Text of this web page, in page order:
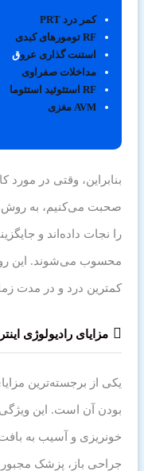
کمر درد PRT
RF تومورهای کبدی
استنت گذاری عروق
مداخلات صفراوی
RF استئوئید استئوما
AVM مغزی
بنابراین، وقتی در مورد
صحبت می‌کنیم، به
را نجات داده‌اند و
محسوب می‌شوند. این
کمترین درد و در مدت
مزایای رادیولوژی
یکی از برجسته‌ترین
بودن آن است. این
خونریزی و آسیب به
جراحی باز، پزشک